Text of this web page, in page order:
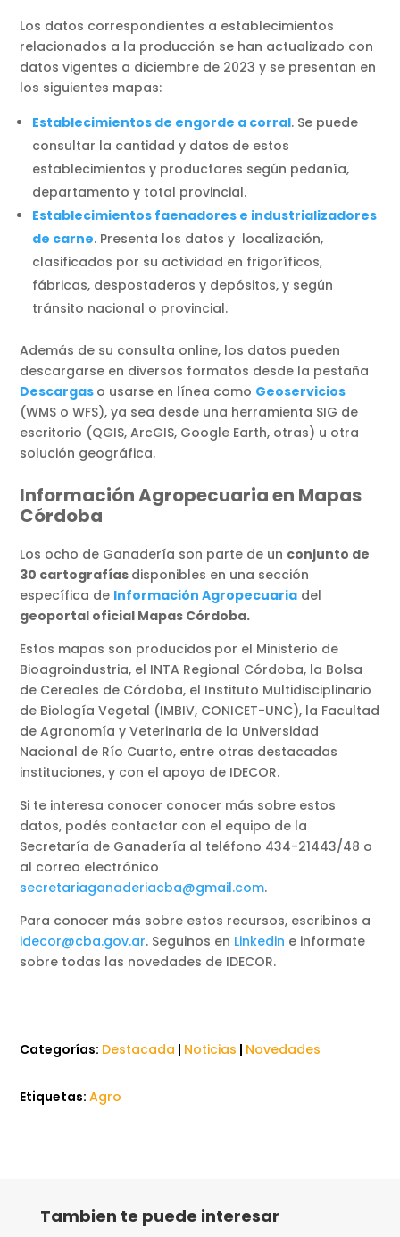
Los datos correspondientes a establecimientos
relacionados a la producción se han actualizado con
datos vigentes a diciembre de 2023 y se presentan en
los siguientes mapas:
Establecimientos de engorde a corral. Se puede
consultar la cantidad y datos de estos
establecimientos y productores según pedanía,
departamento y total provincial.
Establecimientos faenadores e industrializadores
de carne. Presenta los datos y localización,
clasificados por su actividad en frigoríficos,
fábricas, despostaderos y depósitos, y según
tránsito nacional o provincial.
Además de su consulta online, los datos pueden
descargarse en diversos formatos desde la pestaña
Descargas o usarse en línea como Geoservicios
(WMS o WFS), ya sea desde una herramienta SIG de
escritorio (QGIS, ArcGIS, Google Earth, otras) u otra
solución geográfica.
Información Agropecuaria en Mapas
Córdoba
Los ocho de Ganadería son parte de un conjunto de
30 cartografías disponibles en una sección
específica de Información Agropecuaria del
geoportal oficial Mapas Córdoba.
Estos mapas son producidos por el Ministerio de
Bioagroindustria, el INTA Regional Córdoba, la Bolsa
de Cereales de Córdoba, el Instituto Multidisciplinario
de Biología Vegetal (IMBIV, CONICET-UNC), la Facultad
de Agronomía y Veterinaria de la Universidad
Nacional de Río Cuarto, entre otras destacadas
instituciones, y con el apoyo de IDECOR.
Si te interesa conocer conocer más sobre estos
datos, podés contactar con el equipo de la
Secretaría de Ganadería al teléfono 434-21443/48 o
al correo electrónico
secretariaganaderiacba@gmail.com.
Para conocer más sobre estos recursos, escribinos a
idecor@cba.gov.ar. Seguinos en Linkedin e informate
sobre todas las novedades de IDECOR.
Categorías: Destacada | Noticias | Novedades
Etiquetas:Agro
Tambien te puede interesar